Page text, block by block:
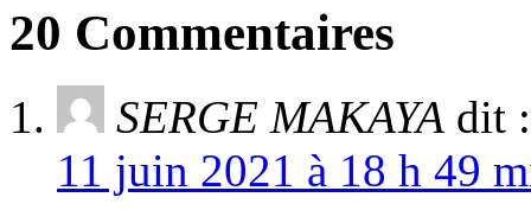
20 Commentaires
SERGE MAKAYA dit :
11 juin 2021 à 18 h 49